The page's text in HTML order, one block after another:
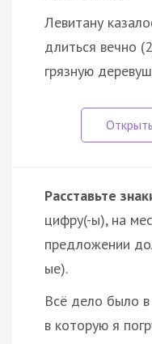
Левитану
длиться вечно
грязную
Расставьте
цифру(-ы), на
предложении
ые).
Всё дело было
в которую я